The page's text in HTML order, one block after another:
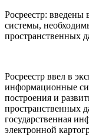
Росреестр:
системы,
пространственных
Росреестр ввел в
информационные
построения и
пространственных
государственная
электронной